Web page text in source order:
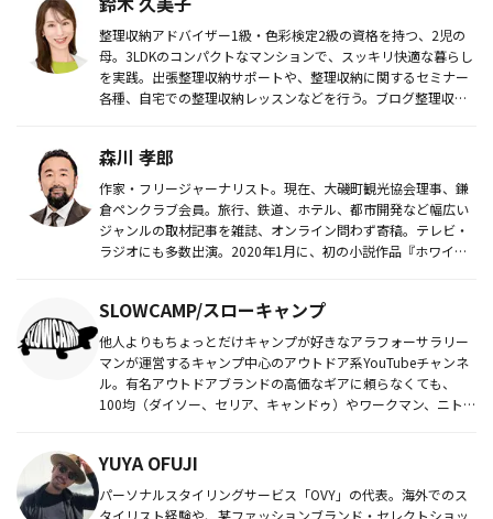
整理収納アドバイザー1級・色彩検定2級の資格を持つ、2児の
母。3LDKのコンパクトなマンションで、スッキリ快適な暮らし
を実践。出張整理収納サポートや、整理収納に関するセミナー
各種、自宅での整理収納レッスンなどを行う。ブログ整理収納
森川 孝郎
作家・フリージャーナリスト。現在、大磯町観光協会理事、鎌
倉ペンクラブ会員。旅行、鉄道、ホテル、都市開発など幅広い
ジャンルの取材記事を雑誌、オンライン問わず寄稿。テレビ・
ラジオにも多数出演。2020年1月に、初の小説作品『ホワイ
SLOWCAMP/スローキャンプ
他人よりもちょっとだけキャンプが好きなアラフォーサラリー
マンが運営するキャンプ中心のアウトドア系YouTubeチャンネ
ル。有名アウトドアブランドの高価なギアに頼らなくても、
100均（ダイソー、セリア、キャンドゥ）やワークマン、ニト
YUYA OFUJI
パーソナルスタイリングサービス「OVY」の代表。海外でのス